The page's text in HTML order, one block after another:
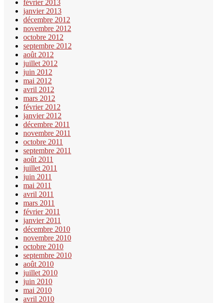
février 2013
janvier 2013
décembre 2012
novembre 2012
octobre 2012
septembre 2012
août 2012
juillet 2012
juin 2012
mai 2012
avril 2012
mars 2012
février 2012
janvier 2012
décembre 2011
novembre 2011
octobre 2011
septembre 2011
août 2011
juillet 2011
juin 2011
mai 2011
avril 2011
mars 2011
février 2011
janvier 2011
décembre 2010
novembre 2010
octobre 2010
septembre 2010
août 2010
juillet 2010
juin 2010
mai 2010
avril 2010